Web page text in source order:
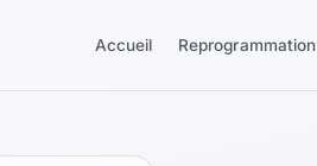
Accueil Reprogrammation